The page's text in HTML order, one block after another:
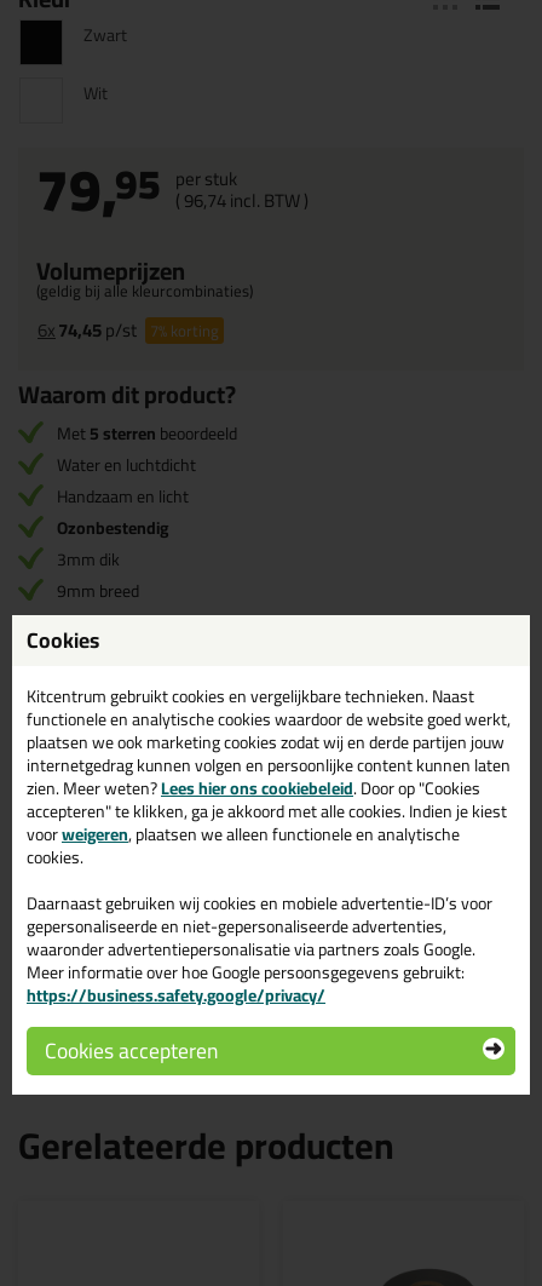
Zwart
Wit
79,95 per stuk
(96,74incl. BTW )
Volumeprijzen
(geldig bij alle kleurcombinaties)
6x74,45p/st 7%korting
Waarom dit product?
Met5 sterrenbeoordeeld
Water en luchtdicht
Handzaam en licht
Ozonbestendig
3mm dik
9mm breed
Reviews voor:Kroonband 9x3mm rol
150mtr
Dit product wordt beoordeeld met sterren,
gebaseerd op1review
Geschreven door S. Romijn op 15 oktober 2023
Ook een review schrijven?
Schrijf hier je review over Kroonband 9x3mm rol 150mtr >
Gerelateerde producten
Cookies
Kitcentrum gebruikt cookies en vergelijkbare technieken. Naast
functionele en analytische cookies waardoor de website goed werkt,
plaatsen we ook marketing cookies zodat wij en derde partijen jouw
internetgedrag kunnen volgen en persoonlijke content kunnen laten
zien. Meer weten?Lees hier ons cookiebeleid. Door op "Cookies
accepteren" te klikken, ga je akkoord met alle cookies. Indien je kiest
voorweigeren, plaatsen we alleen functionele en analytische
cookies.
Daarnaast gebruiken wij cookies en mobiele advertentie-ID’s voor
gepersonaliseerde en niet-gepersonaliseerde advertenties,
waaronder advertentiepersonalisatie via partners zoals Google.
Meer informatie over hoe Google persoonsgegevens gebruikt:
https://business.safety.google/privacy/
Cookies accepteren